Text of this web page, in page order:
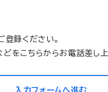
登録ください。
をこちらからお電話差し上
入力フォームへ進む